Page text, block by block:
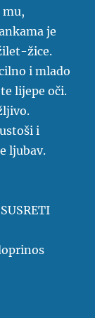
mu,
je
žice.
i mlado
lijepe oči.
i
ljubav.